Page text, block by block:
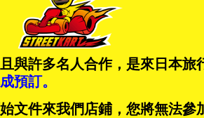
與許多名人合作，是來日本旅
預訂。
文件來我們店鋪，您將無法參